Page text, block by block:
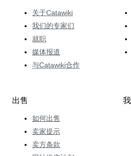
关于Catawiki
我们的专家们
就职
媒体报道
与Catawiki合作
出售
如何出售
卖家提示
卖方条款